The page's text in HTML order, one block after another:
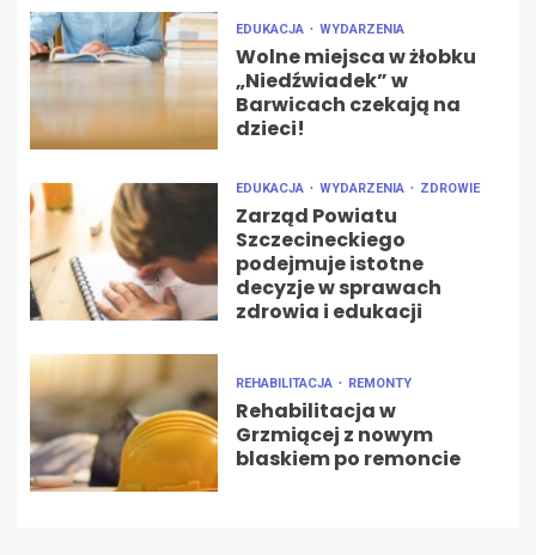
EDUKACJA WYDARZENIA
Wolne miejsca w żłobku
„Niedźwiadek” w
Barwicach czekają na
dzieci!
EDUKACJA WYDARZENIA ZDROWIE
Zarząd Powiatu
Szczecineckiego
podejmuje istotne
decyzje w sprawach
zdrowia i edukacji
REHABILITACJA REMONTY
Rehabilitacja w
Grzmiącej z nowym
blaskiem po remoncie